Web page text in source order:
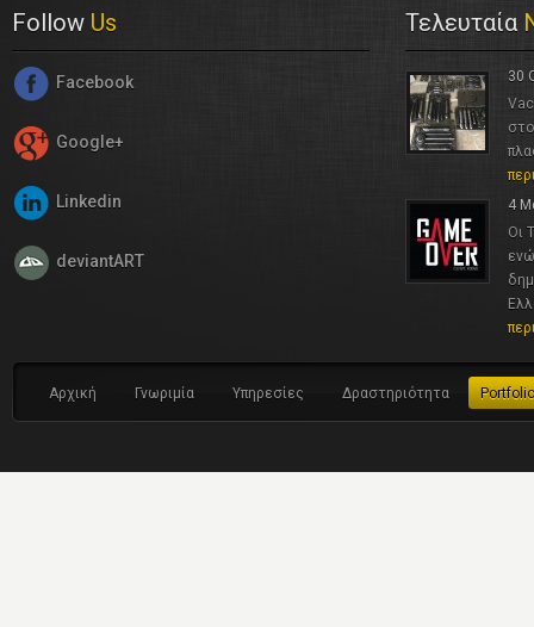
Follow Us
Facebook
Google+
Linkedin
deviantART
Τελευταία
30
4
Οι
Αρχική Γνωριμία Υπηρεσίες Δραστηριότητα Portfolio